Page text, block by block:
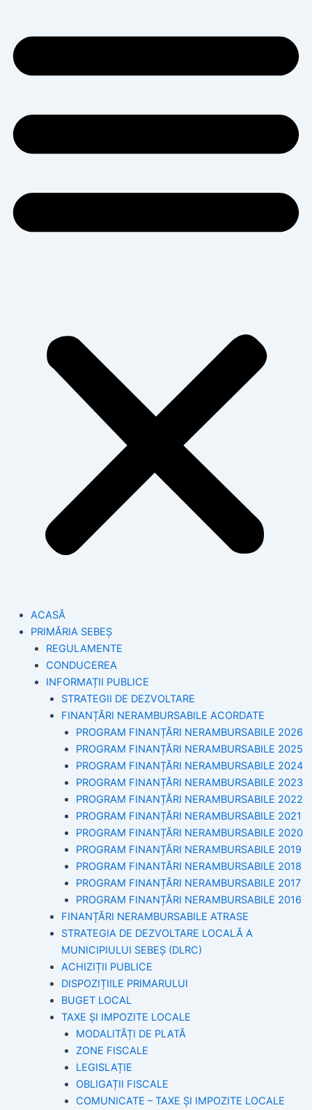
ACASĂ
PRIMĂRIA SEBEȘ
REGULAMENTE
CONDUCEREA
INFORMAȚII PUBLICE
STRATEGII DE DEZVOLTARE
FINANȚĂRI NERAMBURSABILE ACORDATE
PROGRAM FINANȚĂRI NERAMBURSABILE 2026
PROGRAM FINANȚĂRI NERAMBURSABILE 2025
PROGRAM FINANȚĂRI NERAMBURSABILE 2024
PROGRAM FINANȚĂRI NERAMBURSABILE 2023
PROGRAM FINANȚĂRI NERAMBURSABILE 2022
PROGRAM FINANȚĂRI NERAMBURSABILE 2021
PROGRAM FINANȚĂRI NERAMBURSABILE 2020
PROGRAM FINANȚĂRI NERAMBURSABILE 2019
PROGRAM FINANTĂRI NERAMBURSABILE 2018
PROGRAM FINANȚĂRI NERAMBURSABILE 2017
PROGRAM FINANȚĂRI NERAMBURSABILE 2016
FINANȚĂRI NERAMBURSABILE ATRASE
STRATEGIA DE DEZVOLTARE LOCALĂ A
MUNICIPIULUI SEBEȘ (DLRC)
ACHIZIȚII PUBLICE
DISPOZIȚIILE PRIMARULUI
BUGET LOCAL
TAXE ȘI IMPOZITE LOCALE
MODALITĂȚI DE PLATĂ
ZONE FISCALE
LEGISLAȚIE
OBLIGAȚII FISCALE
COMUNICATE – TAXE ȘI IMPOZITE LOCALE